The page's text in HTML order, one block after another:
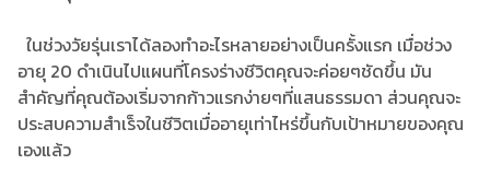
ในช่วงวัยรุ่นเราได้ลองทำอะไรหลายอย่างเป็นครั้งแรก เมื่อช่วง
อายุ 20 ดำเนินไปแผนที่โครงร่างชีวิตคุณจะค่อยๆชัดขึ้น มัน
สำคัญที่คุณต้องเริ่มจากก้าวแรกง่ายๆที่แสนธรรมดา ส่วนคุณจะ
ประสบความสำเร็จในชีวิตเมื่ออายุเท่าไหร่ขึ้นกับเป้าหมายของคุณ
เองแล้ว